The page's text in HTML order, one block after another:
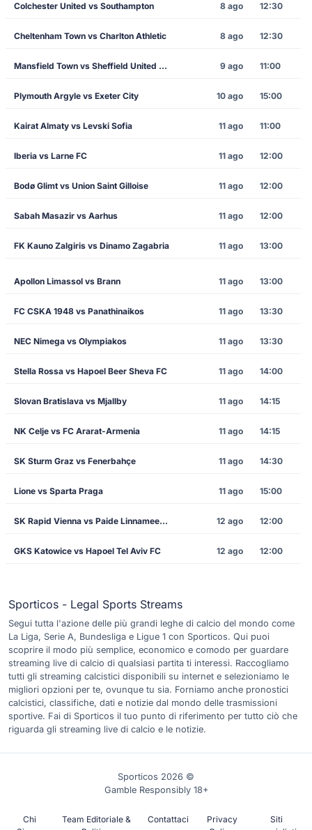
Colchester United vs Southampton 8 ago 12:30
Cheltenham Town vs Charlton Athletic 8 ago 12:30
Mansfield Town vs Sheffield United FC 9 ago 11:00
Plymouth Argyle vs Exeter City 10 ago 15:00
Kairat Almaty vs Levski Sofia 11 ago 11:00
Iberia vs Larne FC 11 ago 12:00
Bodø Glimt vs Union Saint Gilloise 11 ago 12:00
Sabah Masazir vs Aarhus 11 ago 12:00
FK Kauno Zalgiris vs Dinamo Zagabria 11 ago 13:00
Apollon Limassol vs Brann 11 ago 13:00
FC CSKA 1948 vs Panathinaikos 11 ago 13:30
NEC Nimega vs Olympiakos 11 ago 13:30
Stella Rossa vs Hapoel Beer Sheva FC 11 ago 14:00
Slovan Bratislava vs Mjallby 11 ago 14:15
NK Celje vs FC Ararat-Armenia 11 ago 14:15
SK Sturm Graz vs Fenerbahçe 11 ago 14:30
Lione vs Sparta Praga 11 ago 15:00
SK Rapid Vienna vs Paide Linnameeskond 12 ago 12:00
GKS Katowice vs Hapoel Tel Aviv FC 12 ago 12:00
Sporticos - Legal Sports Streams
Segui tutta l'azione delle più grandi leghe di calcio del mondo come
La Liga, Serie A, Bundesliga e Ligue 1 con Sporticos. Qui puoi
scoprire il modo più semplice, economico e comodo per guardare
streaming live di calcio di qualsiasi partita ti interessi. Raccogliamo
tutti gli streaming calcistici disponibili su internet e selezioniamo le
migliori opzioni per te, ovunque tu sia. Forniamo anche pronostici
calcistici, classifiche, dati e notizie dal mondo delle trasmissioni
sportive. Fai di Sporticos il tuo punto di riferimento per tutto ciò che
riguarda gli streaming live di calcio e le notizie.
Sporticos 2026 ©
Gamble Responsibly 18+
Chi
Team Editoriale &
Contattaci
Privacy
Siti